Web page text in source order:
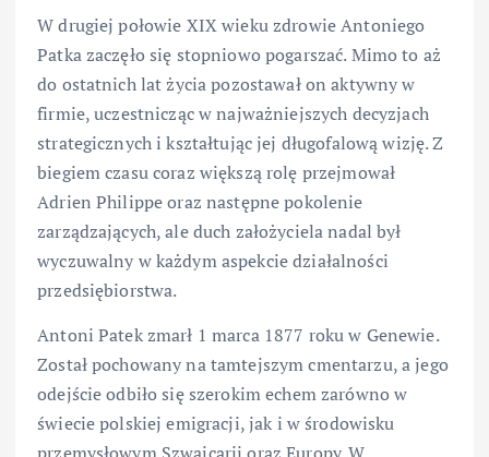
W drugiej połowie XIX wieku zdrowie Antoniego
Patka zaczęło się stopniowo pogarszać. Mimo to aż
do ostatnich lat życia pozostawał on aktywny w
firmie, uczestnicząc w najważniejszych decyzjach
strategicznych i kształtując jej długofalową wizję. Z
biegiem czasu coraz większą rolę przejmował
Adrien Philippe oraz następne pokolenie
zarządzających, ale duch założyciela nadal był
wyczuwalny w każdym aspekcie działalności
przedsiębiorstwa.
Antoni Patek zmarł 1 marca 1877 roku w Genewie.
Został pochowany na tamtejszym cmentarzu, a jego
odejście odbiło się szerokim echem zarówno w
świecie polskiej emigracji, jak i w środowisku